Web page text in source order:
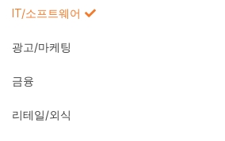
IT/소프트웨어
광고/마케팅
금융
리테일/외식